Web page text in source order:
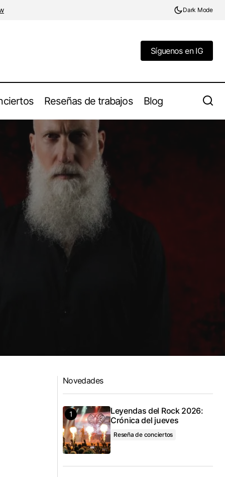
Dark Mode
Síguenos en IG
Reseñas de trabajos Blog
Angerseed regresa con la introspección
brutal de "Rapture is Mine... Glory is Ours"
Novedades
Leyendas del Rock 2026:
Crónica del jueves
Reseña de conciertos